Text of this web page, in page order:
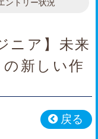
ントリー状況
ニア】未来
新しい作
戻る